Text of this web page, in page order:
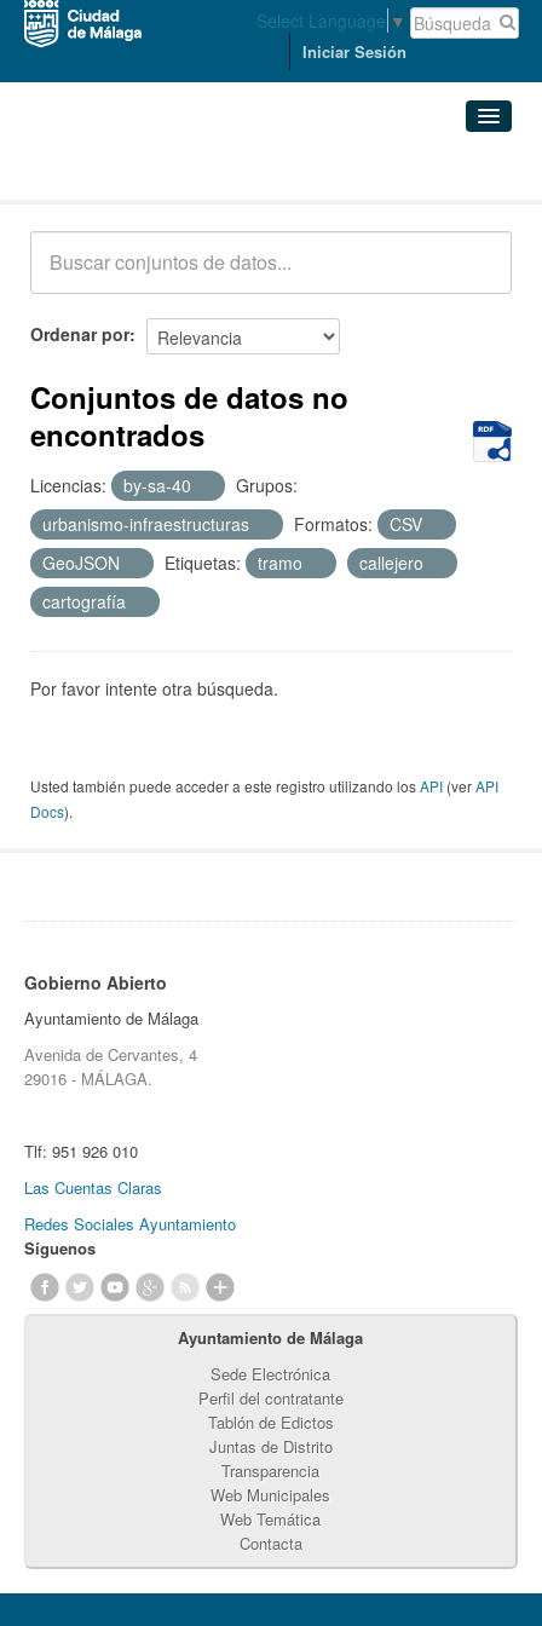
Select Language ▼
Iniciar Sesión
Acerca de
Ordenar por
Conjuntos de datos no
encontrados
Licencias: by-sa-40
Grupos:
urbanismo-infraestructuras
Formatos:
CSV
GeoJSON
Etiquetas: tramo
callejero
cartografía
Por favor intente otra búsqueda.
Usted también puede acceder a este registro utilizando losAPI (verAPI
Docs).
Gobierno Abierto
Ayuntamiento de Málaga
Avenida de Cervantes, 4
29016 - MÁLAGA.
Tlf: 951 926 010
Las Cuentas Claras
Redes Sociales Ayuntamiento
Síguenos
Ayuntamiento de Málaga
Sede Electrónica
Perfil del contratante
Tablón de Edictos
Juntas de Distrito
Transparencia
Web Municipales
Web Temática
Contacta